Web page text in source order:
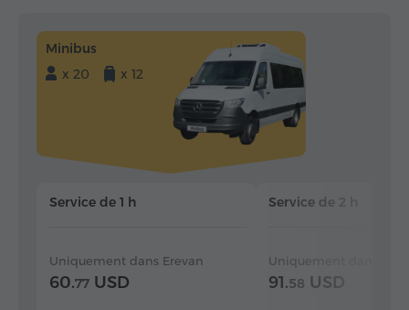
Minibus
x 20
x 12
Service de 1 h
Uniquement dans Erevan
60.77 USD
Service de 2 h
Uniquement dans
91.58 USD